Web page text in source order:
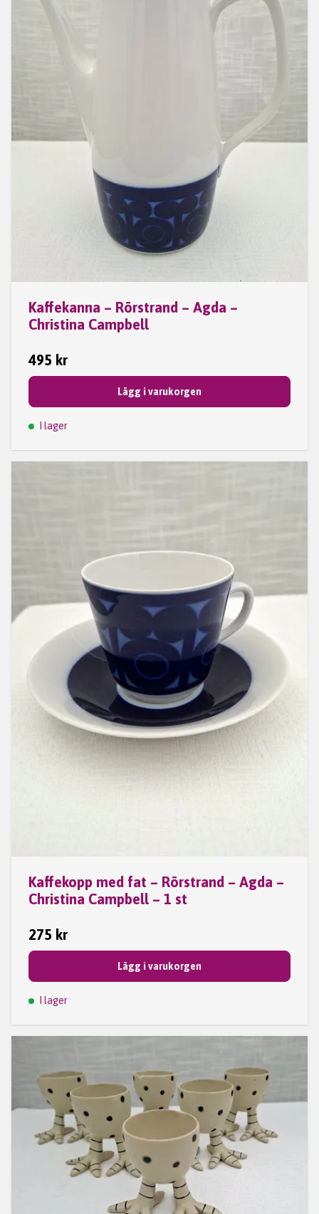
Kaffekanna – Rörstrand – Agda –
Christina Campbell
495 kr
Lägg i varukorgen
I lager
Kaffekopp med fat – Rörstrand – Agda –
Christina Campbell – 1 st
275 kr
Lägg i varukorgen
I lager